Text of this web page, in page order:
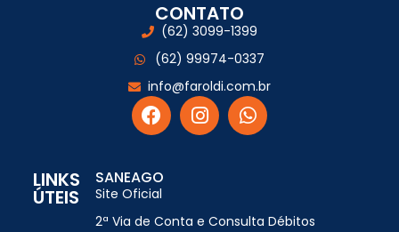
CONTATO
(62) 3099-1399
(62) 99974-0337
info@faroldi.com.br
LINKS
ÚTEIS
SANEAGO
Site Oficial
2ª Via de Conta e Consulta Débitos